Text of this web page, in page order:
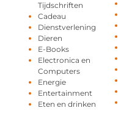
Tijdschriften
Cadeau
Dienstverlening
Dieren
E-Books
Electronica en
Computers
Energie
Entertainment
Eten en drinken